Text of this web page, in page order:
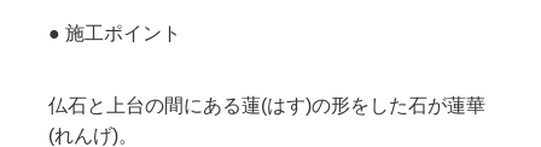
● 施工ポイント
仏石と上台の間にある蓮(はす)の形をした石が蓮華
(れんげ)。